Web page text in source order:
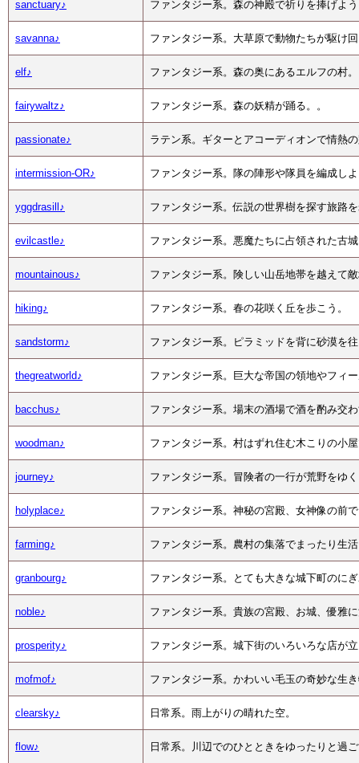
sanctuary♪ ファンタジー系。森の神殿で祈りを捧げよ
savanna♪ ファンタジー系。大草原で動物たちが駆け
elf♪ ファンタジー系。森の奥にあるエルフの村。
fairywaltz♪ ファンタジー系。森の妖精が踊る。。
passionate♪ ラテン系。ギターとアコーディオンで情熱
intermission-OR♪ ファンタジー系。隊の陣形や隊員を編成し
yggdrasill♪ ファンタジー系。伝説の世界樹を探す旅路
evilcastle♪ ファンタジー系。悪魔たちに占領された古
mountainous♪ ファンタジー系。険しい山岳地帯を越えて
hiking♪ ファンタジー系。春の花咲く丘を歩こう。
sandstorm♪ ファンタジー系。ピラミッドを背に砂漠を
thegreatworld♪ ファンタジー系。巨大な帝国の領地やフィ
bacchus♪ ファンタジー系。場末の酒場で酒を酌み交
woodman♪ ファンタジー系。村はずれ住む木こりの小
journey♪ ファンタジー系。冒険者の一行が荒野をゆ
holyplace♪ ファンタジー系。神秘の宮殿、女神像の前
farming♪ ファンタジー系。農村の集落でまったり生
granbourg♪ ファンタジー系。とても大きな城下町のに
noble♪ ファンタジー系。貴族の宮殿、お城、優雅
prosperity♪ ファンタジー系。城下街のいろいろな店が
mofmof♪ ファンタジー系。かわいい毛玉の奇妙な生
clearsky♪ 日常系。雨上がりの晴れた空。
flow♪ 日常系。川辺でのひとときをゆったりと過